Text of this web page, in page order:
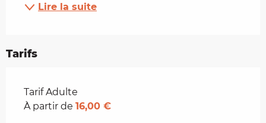
Lire la suite
Tarifs
Tarifs 2026
Tarif Adulte
À partir de 16,00 €